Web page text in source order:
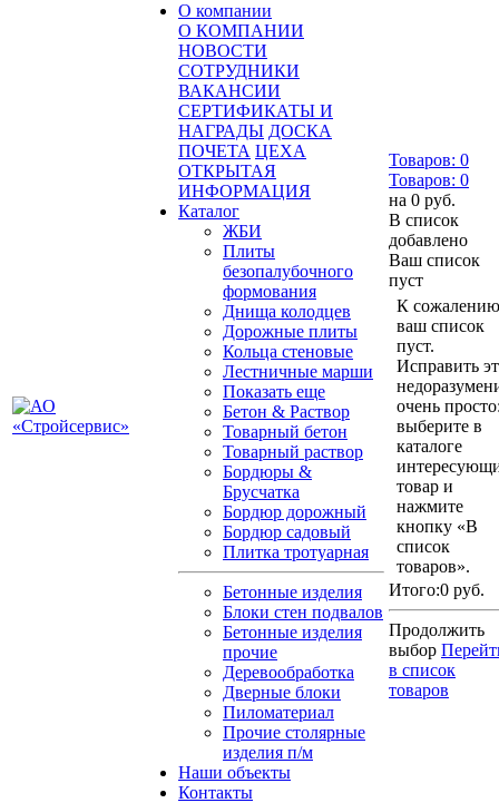
О компании
О КОМПАНИИ
НОВОСТИ
СОТРУДНИКИ
ВАКАНСИИ
СЕРТИФИКАТЫ И
НАГРАДЫ ДОСКА
ПОЧЕТА ЦЕХА
ОТКРЫТАЯ
ИНФОРМАЦИЯ
Каталог
ЖБИ
Плиты
безопалубочного
формования
Днища колодцев
Дорожные плиты
Кольца стеновые
Лестничные марши
Показать еще
Бетон & Раствор
Товарный бетон
Товарный раствор
Бордюры &
Брусчатка
Бордюр дорожный
Бордюр садовый
Плитка тротуарная
Бетонные изделия
Блоки стен подвалов
Бетонные изделия
прочие
Деревообработка
Дверные блоки
Пиломатериал
Прочие столярные
изделия п/м
Наши объекты
Контакты
Товаров: 0
Товаров: 0
на 0 руб.
В список
добавлено
Ваш список
пуст
К
ваш список
пуст.
Исправить
очень
выберите в
каталоге
товар и
нажмите
кнопку «В
список
товаров».
Итого:0 руб.
Продолжить
выбор
в список
товаров